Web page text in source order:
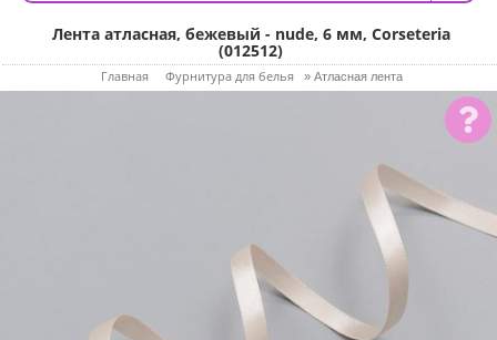
Лента атласная, бежевый - nude, 6 мм, Corseteria
(012512)
Главная Фурнитура для белья » Атласная лента